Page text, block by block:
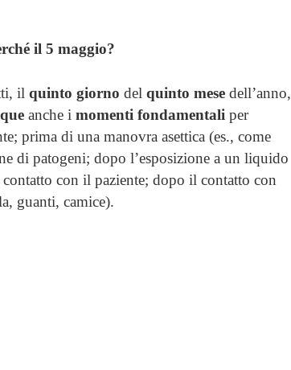
il 5 maggio?
il quinto giorno del quinto mese dell’anno,
anche i momenti fondamentali per
prima di una manovra asettica (es., come
di patogeni; dopo l’esposizione a un liquido
con il paziente; dopo il contatto con
guanti, camice).